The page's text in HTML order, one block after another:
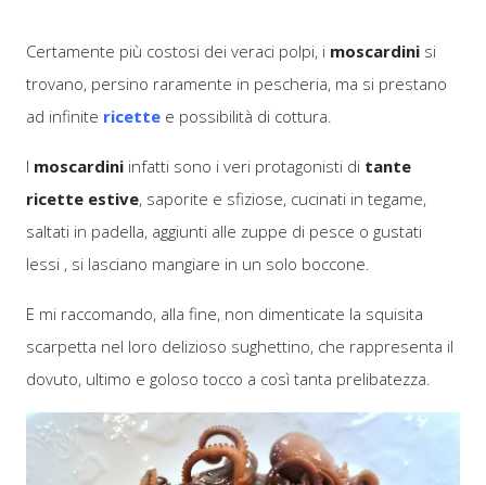
Certamente più costosi dei veraci polpi, i moscardini si
trovano, persino raramente in pescheria, ma si prestano
ad infinite ricette e possibilità di cottura.
I moscardini infatti sono i veri protagonisti di tante
ricette estive, saporite e sfiziose, cucinati in tegame,
saltati in padella, aggiunti alle zuppe di pesce o gustati
lessi , si lasciano mangiare in un solo boccone.
E mi raccomando, alla fine, non dimenticate la squisita
scarpetta nel loro delizioso sughettino, che rappresenta il
dovuto, ultimo e goloso tocco a così tanta prelibatezza.